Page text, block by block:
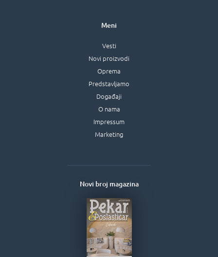
Meni
Vesti
Novi proizvodi
Oprema
Predstavljamo
Događaji
O nama
Impressum
Marketing
Novi broj magazina